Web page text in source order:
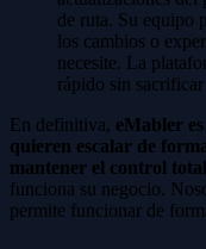
de ruta. Su equipo
los cambios o
necesite. La
rápido sin
En definitiva, eMabler
quieren escalar de
mantener el control
funciona su negocio.
permite funcionar de